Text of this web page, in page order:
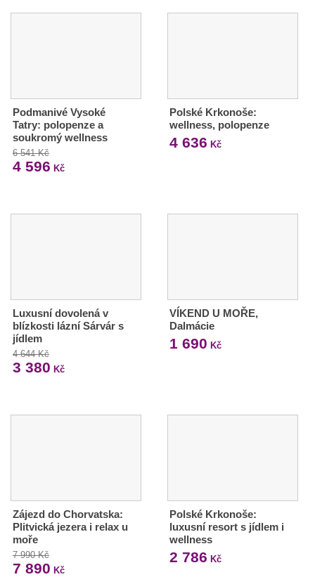
Podmanivé Vysoké
Tatry: polopenze a
soukromý wellness
6 541 Kč
4 596 Kč
Polské Krkonoše:
wellness, polopenze
4 636 Kč
Luxusní dovolená v
blízkosti lázní Sárvár s
jídlem
4 644 Kč
3 380 Kč
VÍKEND U MOŘE,
Dalmácie
1 690 Kč
Zájezd do Chorvatska:
Plitvická jezera i relax u
moře
7 990 Kč
7 890 Kč
Polské Krkonoše:
luxusní resort s jídlem i
wellness
2 786 Kč